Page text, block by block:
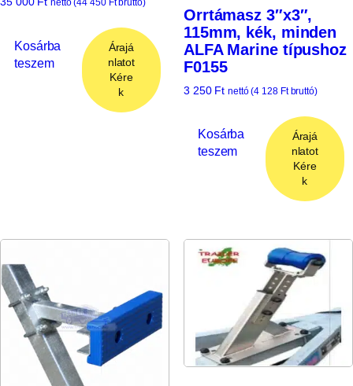
nettó (44 450 Ftbruttó)
Kosárba
teszem
Árajá
nlatot
Kére
k
Orrtámasz 3″x3″,
115mm, kék, minden
ALFA Marine típushoz
F0155
3 250 Ft nettó (4 128 Ftbruttó)
Kosárba
teszem
Árajá
nlatot
Kére
k